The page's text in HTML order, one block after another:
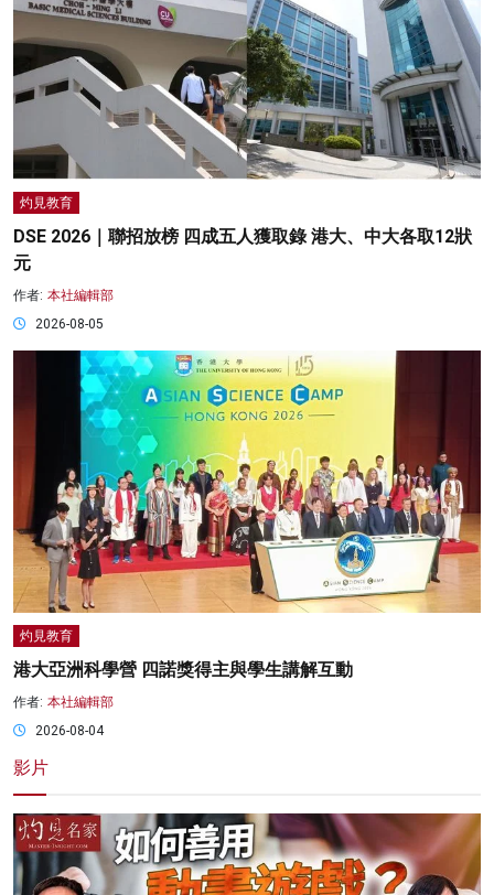
灼見教育
DSE 2026｜聯招放榜 四成五人獲取錄 港大、中大各取12狀
元
作者: 本社編輯部
2026-08-05
灼見教育
港大亞洲科學營 四諾獎得主與學生講解互動
作者: 本社編輯部
2026-08-04
影片